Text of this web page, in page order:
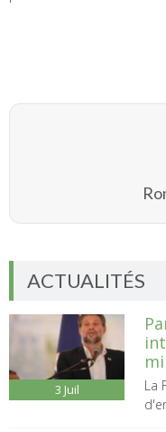
ACTUALITÉS
3 Juil
La